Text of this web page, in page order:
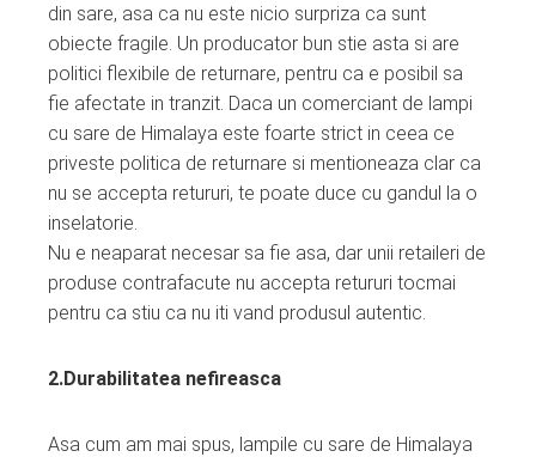
din sare, asa ca nu este nicio surpriza ca sunt
obiecte fragile. Un producator bun stie asta si are
politici flexibile de returnare, pentru ca e posibil sa
fie afectate in tranzit. Daca un comerciant de lampi
cu sare de Himalaya este foarte strict in ceea ce
priveste politica de returnare si mentioneaza clar ca
nu se accepta retururi, te poate duce cu gandul la o
inselatorie.
Nu e neaparat necesar sa fie asa, dar unii retaileri de
produse contrafacute nu accepta retururi tocmai
pentru ca stiu ca nu iti vand produsul autentic.
2.Durabilitatea nefireasca
Asa cum am mai spus, lampile cu sare de Himalaya